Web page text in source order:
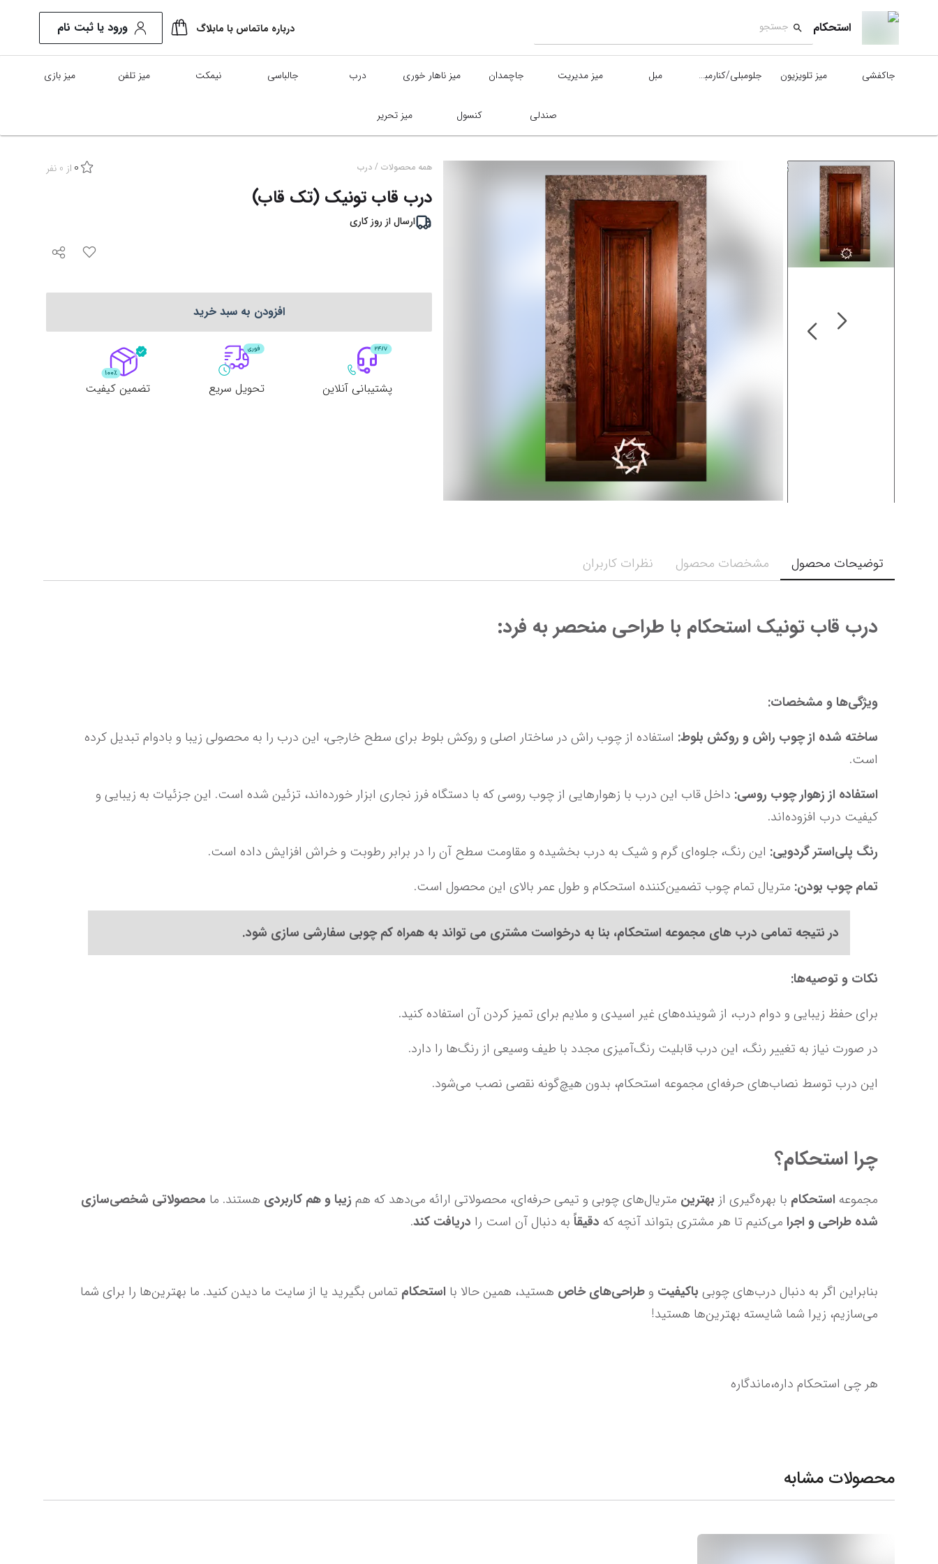
استحکام درباره ماتماس با مابلاگ ورود یا ثبت نام
جاکفشی میز تلویزیون جلومبلی/کنارمبلی مبل میز مدیریت جاچمدان میز ناهار خوری درب جالباسی نیمکت میز تلفن میز بازی
صندلی کنسول میز تحریر
همه محصولات / درب 0 از 0 نفر
درب قاب تونیک (تک قاب)
ارسال از روز کاری
افزودن به سبد خرید
پشتیبانی آنلاین تحویل سریع تضمین کیفیت
توضیحات محصول مشخصات محصول نظرات کاربران
درب قاب تونیک استحکام با طراحی منحصر به فرد:
ویژگی‌ها و مشخصات:
ساخته شده از چوب راش و روکش بلوط:
است.
استفاده از زهوار چوب روسی:
کیفیت درب افزوده‌اند.
رنگ پلی‌استر گردویی:
این رنگ، جلوه‌ای گرم و شیک به درب بخشیده و مقاومت سطح آن را در برابر رطوبت و خراش افزایش داده است.
تمام چوب بودن: متریال تمام چوب تضمین‌کننده استحکام و طول عمر بالای این محصول است.
در نتیجه تمامی درب های مجموعه استحکام، بنا به درخواست مشتری می تواند به همراه کم چوبی سفارشی سازی شود.
﻿نکات و توصیه‌ها:
برای حفظ زیبایی و دوام درب، از شوینده‌های غیر اسیدی و ملایم برای تمیز کردن آن استفاده کنید.
در صورت نیاز به تغییر رنگ، این درب قابلیت رنگ‌آمیزی مجدد با طیف وسیعی از رنگ‌ها را دارد.
این درب توسط نصاب‌های حرفه‌ای مجموعه استحکام، بدون هیچ‌گونه نقصی نصب می‌شود.
چرا استحکام؟
مجموعه استحکام با بهره‌گیری از بهترین متریال‌های چوبی و تیمی حرفه‌ای، محصولاتی ارائه می‌دهد که هم زیبا و هم کاربردی هستند. ما
شده طراحی و اجرا می‌کنیم تا هر مشتری بتواند آنچه که دقیقاً به دنبال آن است را دریافت کند.
بنابراین اگر به دنبال درب‌های چوبی باکیفیت و طراحی‌های خاص هستید، همین حالا با استحکام تماس
می‌سازیم، زیرا شما شایسته بهترین‌ها هستید!
هر چی استحکام داره،ماندگاره
محصولات مشابه